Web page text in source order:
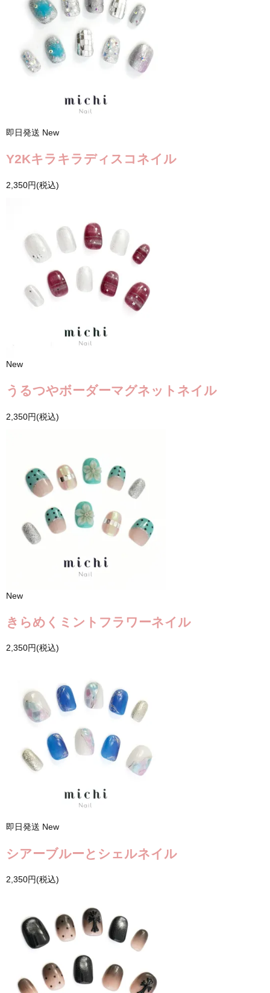
即日発送 New
Y2Kキラキラディスコネイル
2,350円(税込)
New
うるつやボーダーマグネットネイル
2,350円(税込)
New
きらめくミントフラワーネイル
2,350円(税込)
即日発送 New
シアーブルーとシェルネイル
2,350円(税込)